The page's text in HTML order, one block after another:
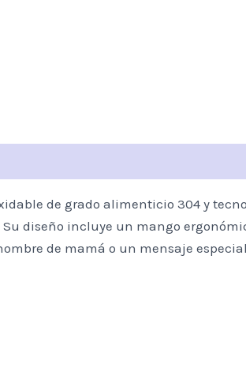
de grado alimenticio 304 y
diseño incluye un mango
de mamá o un mensaje